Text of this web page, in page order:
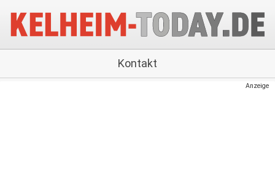
Kontakt
Anzeige